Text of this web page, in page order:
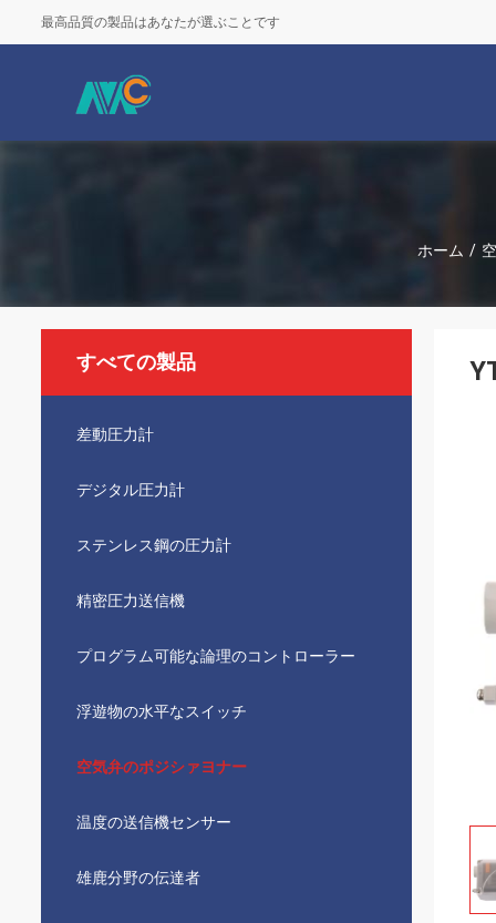
最高品質の製品はあなたが選ぶことです
ホーム /
すべての製品
差動圧力計
デジタル圧力計
ステンレス鋼の圧力計
精密圧力送信機
プログラム可能な論理のコントローラー
浮遊物の水平なスイッチ
空気弁のポジシァヨナー
温度の送信機センサー
雄鹿分野の伝達者